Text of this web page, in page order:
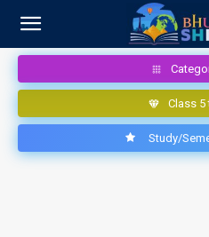
Class 5
Study/